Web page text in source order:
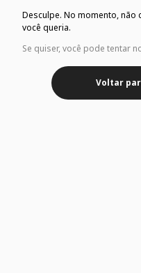
Desculpe. No momento,
você queria.
Se quiser, você pode tentar
Voltar